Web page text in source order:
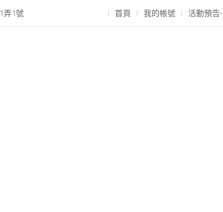
弄1號 首頁 我的帳號 活動預告-